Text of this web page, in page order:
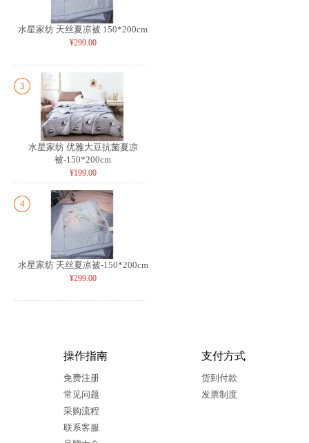
水星家纺 天丝夏凉被 150*200cm
¥299.00
3
水星家纺 优雅大豆抗菌夏凉
被-150*200cm
¥199.00
4
水星家纺 天丝夏凉被-150*200cm
¥299.00
操作指南
免费注册
常见问题
采购流程
联系客服
支付方式
货到付款
发票制度